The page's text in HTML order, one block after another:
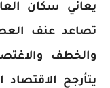
يعاني سكان
تصاعد عنف
والخطف
يتأرجح الاقتصاد